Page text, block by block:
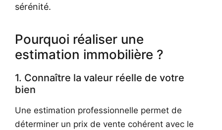
sérénité.
Pourquoi réaliser une
estimation immobilière ?
1. Connaître la valeur réelle de votre
bien
Une estimation professionnelle permet de
déterminer un prix de vente cohérent avec le